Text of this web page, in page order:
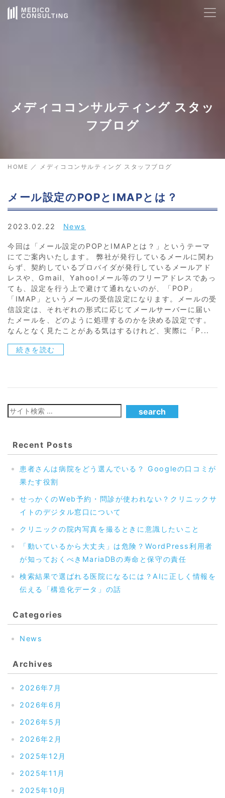
メディココンサルティング スタッ
フブログ
HOME ／ メディココンサルティング スタッフブログ
メール設定のPOPとIMAPとは？
2023.02.22 News
今回は「メール設定のPOPとIMAPとは？」というテーマ
にてご案内いたします。 弊社が発行しているメールに関わ
らず、契約しているプロバイダが発行しているメールアド
レスや、Gmail、Yahoo!メール等のフリーアドレスであっ
ても、設定を行う上で避けて通れないのが、「POP」
「IMAP」というメールの受信設定になります。メールの受
信設定は、それぞれの形式に応じてメールサーバーに届い
たメールを、どのように処理するのかを決める設定です。
なんとなく見たことがある気はするけれど、実際に「P...
続きを読む
Recent Posts
患者さんは病院をどう選んでいる？ Googleの口コミが
果たす役割
せっかくのWeb予約・問診が使われない？クリニックサ
イトのデジタル窓口について
クリニックの院内写真を撮るときに意識したいこと
「動いているから大丈夫」は危険？WordPress利用者
が知っておくべきMariaDBの寿命と保守の責任
検索結果で選ばれる医院になるには？AIに正しく情報を
伝える「構造化データ」の話
Categories
News
Archives
2026年7月
2026年6月
2026年5月
2026年2月
2025年12月
2025年11月
2025年10月